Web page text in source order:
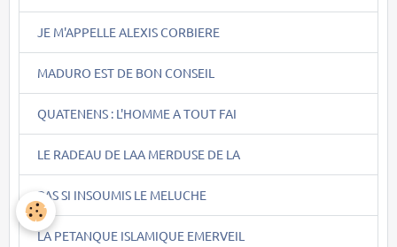
JE M'APPELLE ALEXIS CORBIERE
MADURO EST DE BON CONSEIL
QUATENENS : L'HOMME A TOUT FAI
LE RADEAU DE LAA MERDUSE DE LA
PAS SI INSOUMIS LE MELUCHE
LA PETANQUE ISLAMIQUE EMERVEIL